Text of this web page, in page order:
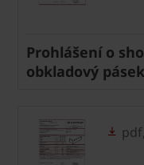
Prohlášení o
obkladový